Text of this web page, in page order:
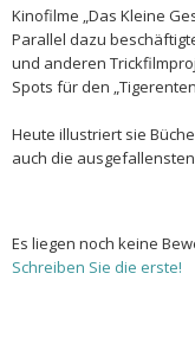
Kinofilme „Das Kleine
Parallel dazu
und anderen
Spots für den
Heute illustriert sie
auch die
Es liegen noch keine
Schreiben Sie die erste!